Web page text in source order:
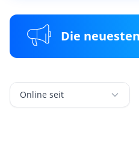
Die
Online seit